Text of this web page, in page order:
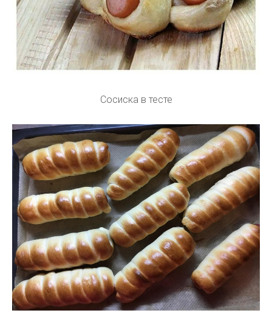
Сосиска в тесте